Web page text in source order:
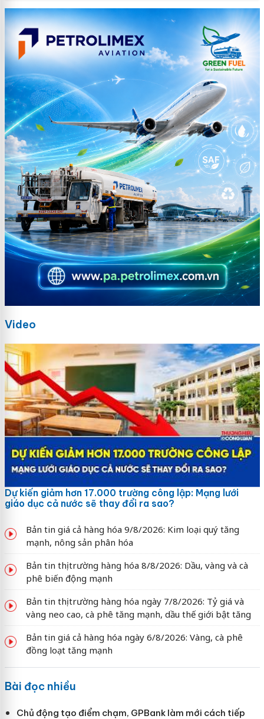
Video
Dự kiến giảm hơn 17.000 trường công lập: Mạng lưới
giáo dục cả nước sẽ thay đổi ra sao?
Bản tin giá cả hàng hóa 9/8/2026: Kim loại quý tăng
mạnh, nông sản phân hóa
Bản tin thị trường hàng hóa 8/8/2026: Dầu, vàng và cà
phê biến động mạnh
Bản tin thị trường hàng hóa ngày 7/8/2026: Tỷ giá và
vàng neo cao, cà phê tăng mạnh, dầu thế giới bật tăng
Bản tin giá cả hàng hóa ngày 6/8/2026: Vàng, cà phê
đồng loạt tăng mạnh
Bài đọc nhiều
Chủ động tạo điểm chạm, GPBank làm mới cách tiếp